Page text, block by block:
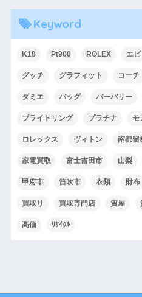
Keyword
K18 Pt900 ROLEX エピ
グッチ グラフィット コーチ
ダミエ バッグ バーバリー
ブライトリング プラチナ モ
ロレックス ヴィトン 南都留
家電買取 富士吉田市 山梨
甲府市 笛吹市 衣類 財布
買取り 買取専門店 質屋
高価 ﾘｻｲｸﾙ